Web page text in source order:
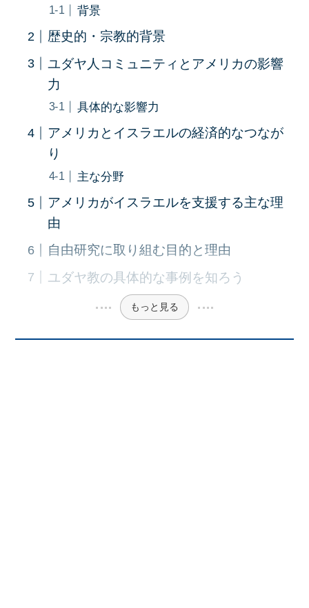
背景
歴史的・宗教的背景
ユダヤ人コミュニティとアメリカの影響
力
具体的な影響力
アメリカとイスラエルの経済的なつなが
り
主な分野
アメリカがイスラエルを支援する主な理
由
自由研究に取り組む目的と理由
ユダヤ教の具体的な事例を知ろう
もっと見る